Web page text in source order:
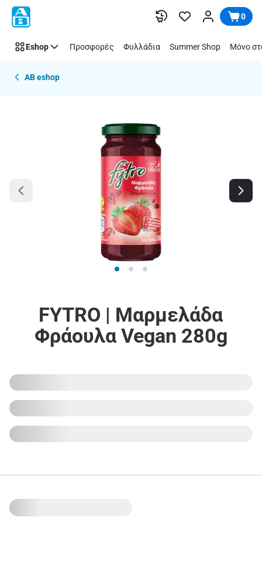
Παράλειψη 0
Eshop Προσφορές Φυλλάδια Summer Shop Μόνο
AB eshop
FYTRO | Μαρμελάδα
Φράουλα Vegan 280g